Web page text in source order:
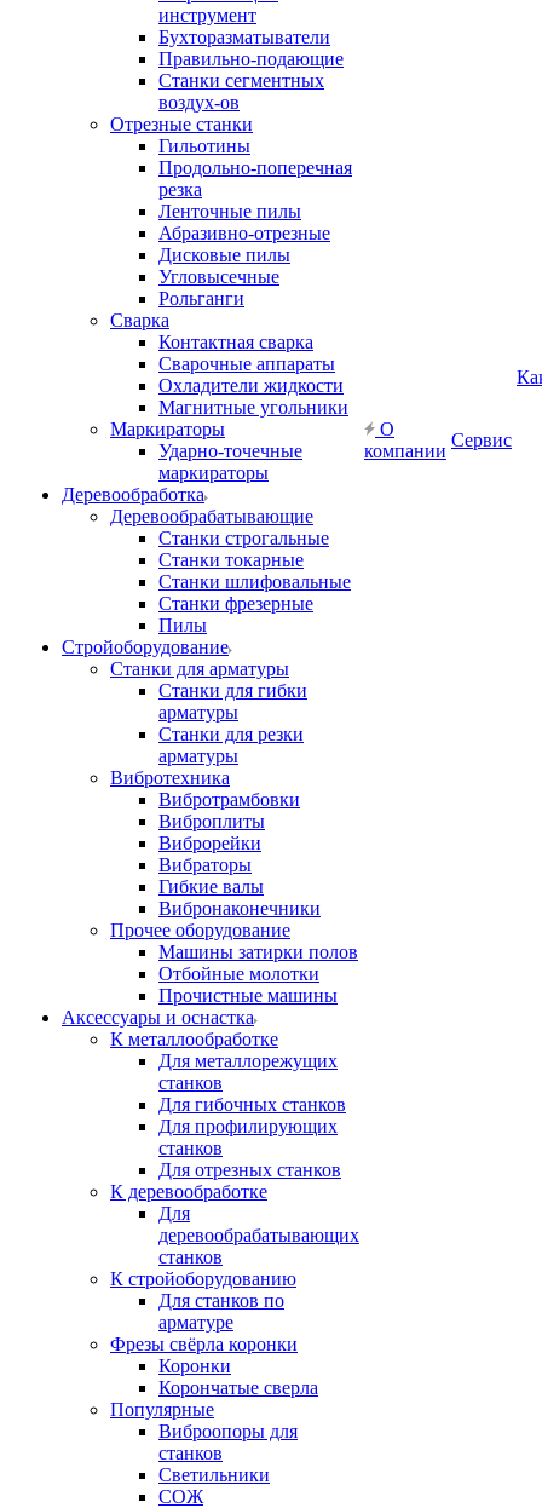
инструмент
Бухторазматыватели
Правильно-подающие
Станки сегментных
воздух-ов
Отрезные станки
Гильотины
Продольно-поперечная
резка
Ленточные пилы
Абразивно-отрезные
Дисковые пилы
Угловысечные
Рольганги
Сварка
Контактная сварка
Сварочные аппараты
Охладители жидкости
Магнитные угольники
Маркираторы
Ударно-точечные
маркираторы
Деревообработка
Деревообрабатывающие
Станки строгальные
Станки токарные
Станки шлифовальные
Станки фрезерные
Пилы
Стройоборудование
Станки для арматуры
Станки для гибки
арматуры
Станки для резки
арматуры
Вибротехника
Вибротрамбовки
Виброплиты
Виброрейки
Вибраторы
Гибкие валы
Вибронаконечники
Прочее оборудование
Машины затирки полов
Отбойные молотки
Прочистные машины
Аксeccyapы и оснастка
К металлообработке
Для металлорежущих
станков
Для гибочных станков
Для профилирующих
станков
Для отрезных станков
К деревообработке
Для
деревообрабатывающих
станков
К стройоборудованию
Для станков по
арматуре
Фрезы свёрла коронки
Коронки
Корончатые сверла
Популярные
Виброопоры для
станков
Светильники
СОЖ
О
компании
Сервис